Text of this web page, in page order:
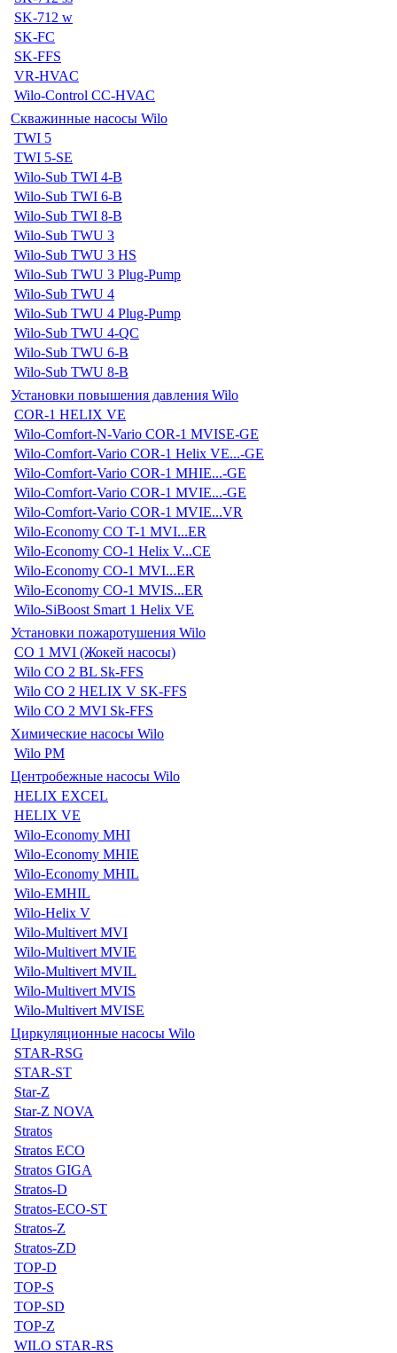
SK-712 w
SK-FC
SK-FFS
VR-HVAC
Wilo-Control CC-HVAC
Скважинные насосы Wilo
TWI 5
TWI 5-SE
Wilo-Sub TWI 4-B
Wilo-Sub TWI 6-B
Wilo-Sub TWI 8-B
Wilo-Sub TWU 3
Wilo-Sub TWU 3 HS
Wilo-Sub TWU 3 Plug-Pump
Wilo-Sub TWU 4
Wilo-Sub TWU 4 Plug-Pump
Wilo-Sub TWU 4-QC
Wilo-Sub TWU 6-B
Wilo-Sub TWU 8-B
Установки повышения давления Wilo
COR-1 HELIX VE
Wilo-Comfort-N-Vario COR-1 MVISE-GE
Wilo-Comfort-Vario COR-1 Helix VE...-GE
Wilo-Comfort-Vario COR-1 MHIE...-GE
Wilo-Comfort-Vario COR-1 MVIE...-GE
Wilo-Comfort-Vario COR-1 MVIE...VR
Wilo-Economy CO T-1 MVI...ER
Wilo-Economy CO-1 Helix V...CE
Wilo-Economy CO-1 MVI...ER
Wilo-Economy CO-1 MVIS...ER
Wilo-SiBoost Smart 1 Helix VE
Установки пожаротушения Wilo
CO 1 MVI (Жокей насосы)
Wilo CO 2 BL Sk-FFS
Wilo CO 2 HELIX V SK-FFS
Wilo CO 2 MVI Sk-FFS
Химические насосы Wilo
Wilo PM
Центробежные насосы Wilo
HELIX EXCEL
HELIX VE
Wilo-Economy MHI
Wilo-Economy MHIE
Wilo-Economy MHIL
Wilo-EMHIL
Wilo-Helix V
Wilo-Multivert MVI
Wilo-Multivert MVIE
Wilo-Multivert MVIL
Wilo-Multivert MVIS
Wilo-Multivert MVISE
Циркуляционные насосы Wilo
STAR-RSG
STAR-ST
Star-Z
Star-Z NOVA
Stratos
Stratos ECO
Stratos GIGA
Stratos-D
Stratos-ECO-ST
Stratos-Z
Stratos-ZD
TOP-D
TOP-S
TOP-SD
TOP-Z
WILO STAR-RS